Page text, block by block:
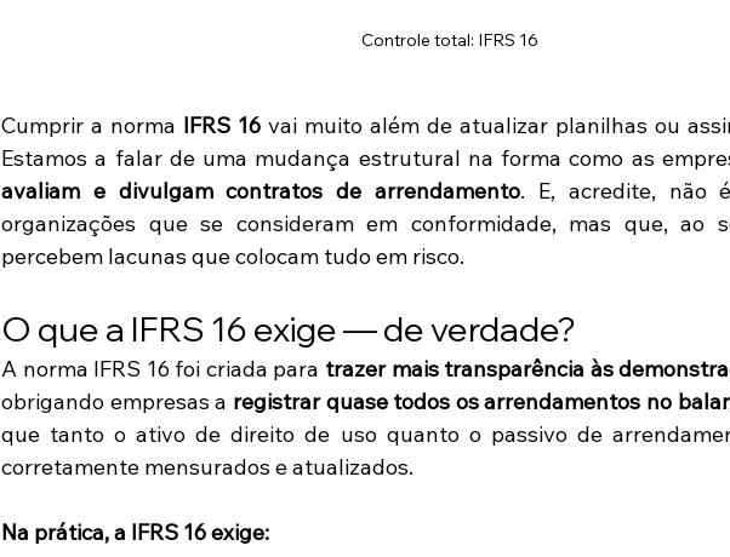
Controle total: IFRS 16
Cumprir a norma IFRS 16 vai muito além de atualizar planilhas ou
Estamos a falar de uma mudança estrutural na forma como as
avaliam e divulgam contratos de arrendamento. E, acredite, não
organizações que se consideram em conformidade, mas que, ao
percebem lacunas que colocam tudo em risco.
O que a IFRS 16 exige — de verdade?
A norma IFRS 16 foi criada para trazer mais transparência às
obrigando empresas a registrar quase todos os arrendamentos no
que tanto o ativo de direito de uso quanto o passivo de
corretamente mensurados e atualizados.
Na prática, a IFRS 16 exige: